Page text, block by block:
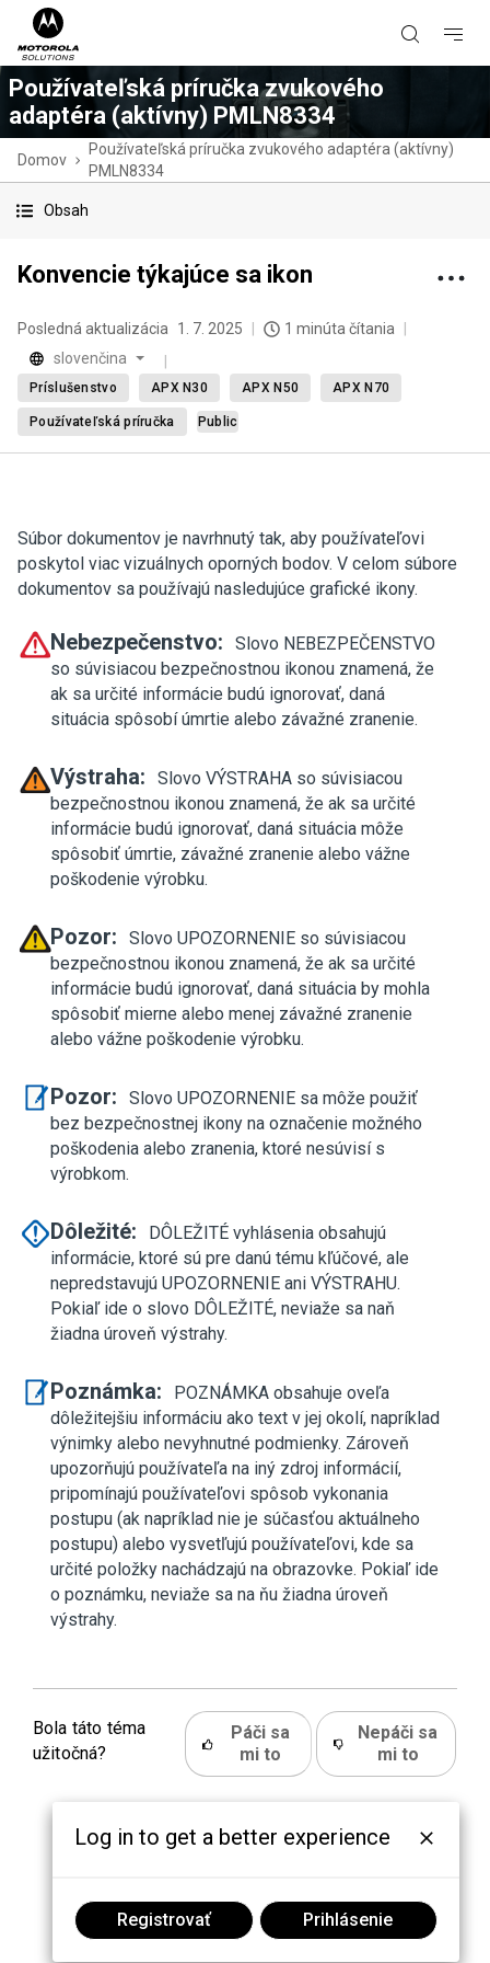
Používateľská príručka zvukového
adaptéra (aktívny) PMLN8334
Domov
Používateľská príručka zvukového adaptéra (aktívny)
PMLN8334
Obsah
Konvencie týkajúce sa ikon
Posledná aktualizácia 1. 7. 2025
1 minúta čítania
slovenčina
Príslušenstvo APX N30 APX N50 APX N70
Používateľská príručka Public
Súbor dokumentov je navrhnutý tak, aby používateľovi
poskytol viac vizuálnych oporných bodov. V celom súbore
dokumentov sa používajú nasledujúce grafické ikony.
Nebezpečenstvo:
Slovo NEBEZPEČENSTVO
so súvisiacou bezpečnostnou ikonou znamená, že
ak sa určité informácie budú ignorovať, daná
situácia spôsobí úmrtie alebo závažné zranenie.
Výstraha:
Slovo VÝSTRAHA so súvisiacou
bezpečnostnou ikonou znamená, že ak sa určité
informácie budú ignorovať, daná situácia môže
spôsobiť úmrtie, závažné zranenie alebo vážne
poškodenie výrobku.
Pozor:
Slovo UPOZORNENIE so súvisiacou
bezpečnostnou ikonou znamená, že ak sa určité
informácie budú ignorovať, daná situácia by mohla
spôsobiť mierne alebo menej závažné zranenie
alebo vážne poškodenie výrobku.
Pozor:
Slovo UPOZORNENIE sa môže použiť
bez bezpečnostnej ikony na označenie možného
poškodenia alebo zranenia, ktoré nesúvisí s
výrobkom.
Dôležité:
DÔLEŽITÉ vyhlásenia obsahujú
informácie, ktoré sú pre danú tému kľúčové, ale
nepredstavujú UPOZORNENIE ani VÝSTRAHU.
Pokiaľ ide o slovo DÔLEŽITÉ, neviaže sa naň
žiadna úroveň výstrahy.
Poznámka:
POZNÁMKA obsahuje oveľa
dôležitejšiu informáciu ako text v jej okolí, napríklad
výnimky alebo nevyhnutné podmienky. Zároveň
upozorňujú používateľa na iný zdroj informácií,
pripomínajú používateľovi spôsob vykonania
postupu (ak napríklad nie je súčasťou aktuálneho
postupu) alebo vysvetľujú používateľovi, kde sa
určité položky nachádzajú na obrazovke. Pokiaľ ide
o poznámku, neviaže sa na ňu žiadna úroveň
výstrahy.
Bola táto téma
užitočná?
Páči sa
mi to
Nepáči sa
mi to
Log in to get a better experience
Registrovať Prihlásenie